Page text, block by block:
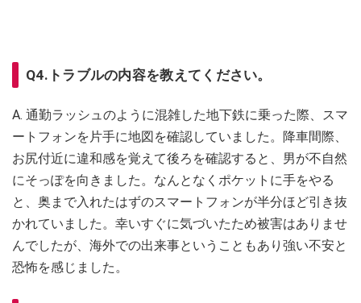
Q4.トラブルの内容を教えてください。
A. 通勤ラッシュのように混雑した地下鉄に乗った際、スマ
ートフォンを片手に地図を確認していました。降車間際、
お尻付近に違和感を覚えて後ろを確認すると、男が不自然
にそっぽを向きました。なんとなくポケットに手をやる
と、奥まで入れたはずのスマートフォンが半分ほど引き抜
かれていました。幸いすぐに気づいたため被害はありませ
んでしたが、海外での出来事ということもあり強い不安と
恐怖を感じました。